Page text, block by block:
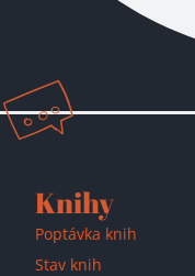
Přidáno
Knihy
Poptávka knih
Stav knih